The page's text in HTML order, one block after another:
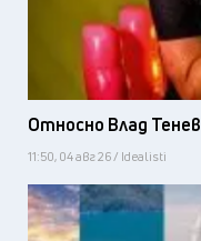
Относно Влад Тенев
11:50, 04 авг 26 / Idealisti